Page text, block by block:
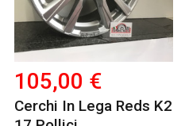
105,00 €
Cerchi In Lega Reds K2